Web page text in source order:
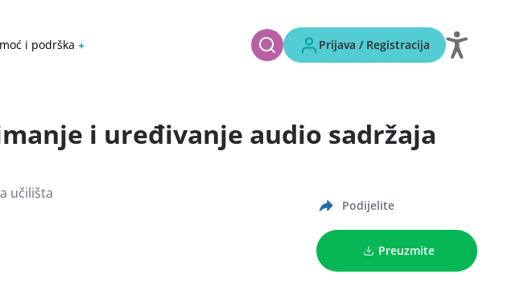
i podrška Prijava / Registracija
i uređivanje audio sadržaja
učilišta
Podijelite
Preuzmite